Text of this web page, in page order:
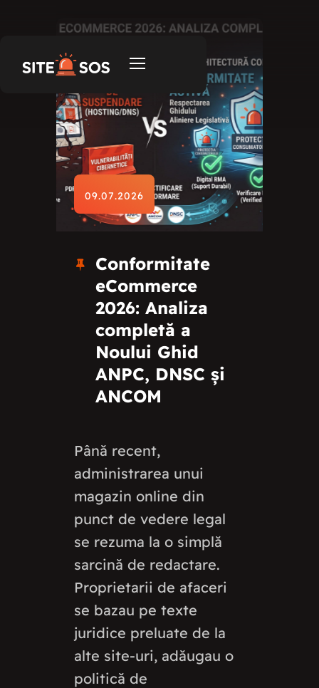
09.07.2026
Conformitate
eCommerce
2026: Analiza
completă a
Noului Ghid
ANPC, DNSC și
ANCOM
Până recent,
administrarea unui
magazin online din
punct de vedere legal
se rezuma la o simplă
sarcină de redactare.
Proprietarii de afaceri
se bazau pe texte
juridice preluate de la
alte site-uri, adăugau o
politică de